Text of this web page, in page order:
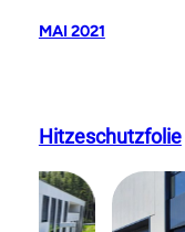
MAI 2021
Hitzeschutzfolie